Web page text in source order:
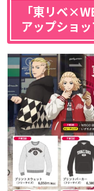
「東リベ
アップショ